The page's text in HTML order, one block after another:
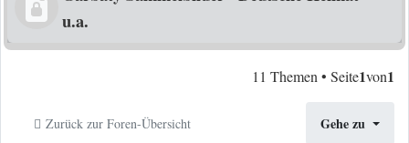
u.a.
11 Themen • Seite1von1
Zurück zur Foren-Übersicht Gehe zu